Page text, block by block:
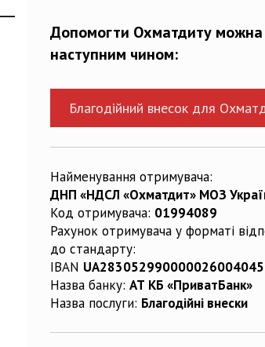
Допомогти Охматдиту можна
наступним чином:
Благодійний внесок для
Найменування отримувача:
ДНП «НДСЛ «Охматдит» МОЗ
Код отримувача: 01994089
Рахунок отримувача у форматі
до стандарту:
IBAN
Назва банку: АТ КБ «ПриватБанк»
Назва послуги: Благодійні внески